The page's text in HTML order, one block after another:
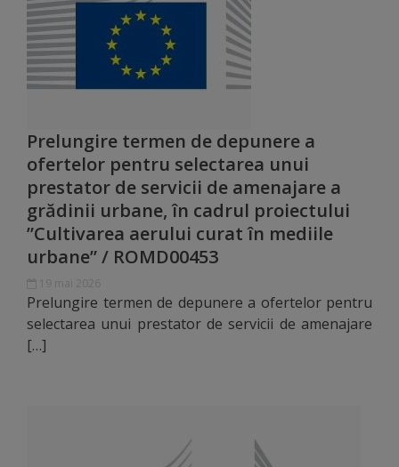
Distincții
Cetățeni
onoare
Deținători
ai
titlului
„Merite
pentru
Prelungire termen de depunere a
ofertelor pentru selectarea unui
prestator de servicii de amenajare a
grădinii urbane, în cadrul proiectului
”Cultivarea aerului curat în mediile
urbane” / ROMD00453
Prelungire termen de depunere a ofertelor pentru
selectarea unui prestator de servicii de amenajare
[…]